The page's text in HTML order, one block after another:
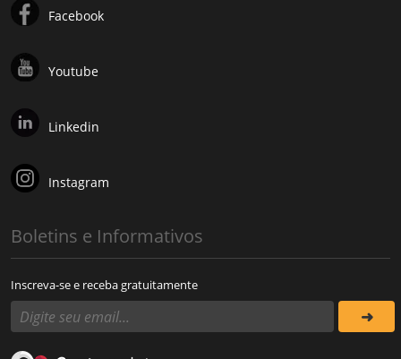
Facebook
Youtube
Linkedin
Instagram
Boletins e Informativos
Inscreva-se e receba gratuitamente